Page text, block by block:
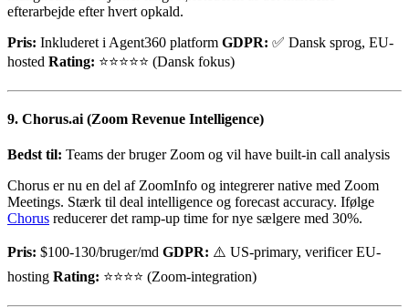
efterarbejde efter hvert opkald.
Pris: Inkluderet i Agent360 platform GDPR: ✅ Dansk sprog, EU-
hosted Rating: ⭐⭐⭐⭐⭐ (Dansk fokus)
9. Chorus.ai (Zoom Revenue Intelligence)
Bedst til: Teams der bruger Zoom og vil have built-in call analysis
Chorus er nu en del af ZoomInfo og integrerer native med Zoom
Meetings. Stærk til deal intelligence og forecast accuracy. Ifølge
Chorus reducerer det ramp-up time for nye sælgere med 30%.
Pris: $100-130/bruger/md GDPR: ⚠️ US-primary, verificer EU-
hosting Rating: ⭐⭐⭐⭐ (Zoom-integration)